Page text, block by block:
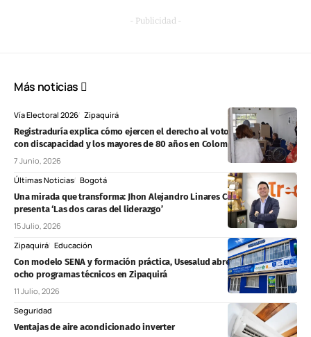
- Publicidad -
Más noticias
Vía Electoral 2026 Zipaquirá
Registraduría explica cómo ejercen el derecho al voto las personas
con discapacidad y los mayores de 80 años en Colombia
7 Junio, 2026
Últimas Noticias Bogotá
Una mirada que transforma: Jhon Alejandro Linares Camberos
presenta ‘Las dos caras del liderazgo’
15 Julio, 2026
Zipaquirá Educación
Con modelo SENA y formación práctica, Usesalud abre matrículas para
ocho programas técnicos en Zipaquirá
11 Julio, 2026
Seguridad
Ventajas de aire acondicionado inverter